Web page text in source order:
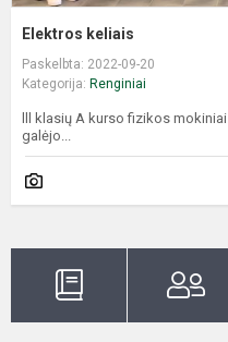
Elektros keliais
Paskelbta: 2022-09-20
Kategorija: Renginiai
lll klasių A kurso fizikos
galėjo...